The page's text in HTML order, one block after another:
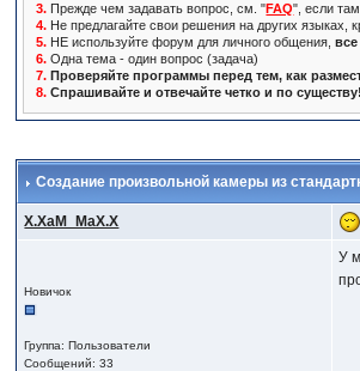
3. Прежде чем задавать вопрос, см. "FAQ", если
4. Не предлагайте свои решения на других языках,
5. НЕ используйте форум для личного общения,все
6. Одна тема - один вопрос (задача)
7. Проверяйте программы перед тем, как
8. Спрашивайте и отвечайте четко и по
Создание произвольной камеры из
X.XaM_MaX.X
Новичок
Группа: Пользователи
Сообщений: 33
У